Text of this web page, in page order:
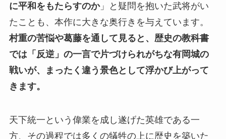
に平和をもたらすのか」と疑問を抱いた武将がい
たことも、本作に大きな奥行きを与えています。
村重の苦悩や葛藤を通して見ると、歴史の教科書
では「反逆」の一言で片づけられがちな有岡城の
戦いが、まったく違う景色として浮かび上がって
きます。
天下統一という偉業を成し遂げた英雄である一
方、その過程では多くの犠牲の上に歴史を築いた